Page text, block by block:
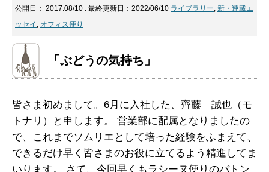
公開日： 2017.08/10 : 最終更新日：2022/06/10 ライブラリー, 新・連載エ
ッセイ , オフィス便り
「ぶどうの気持ち」
皆さま初めまして。6月に入社した、齊藤 誠也（モ
トナリ）と申します。 営業部に配属となりましたの
で、これまでソムリエとして培った経験をふまえて、
できるだけ早く皆さまのお役に立てるよう精進してま
いります。 さて、今回早くもラシーヌ便りのバトン